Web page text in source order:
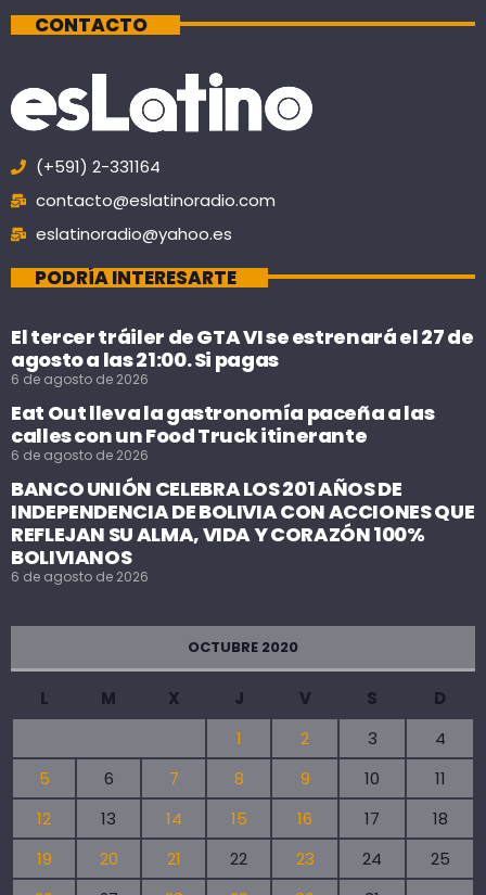
CONTACTO
(+591) 2-331164
contacto@eslatinoradio.com
eslatinoradio@yahoo.es
PODRÍA INTERESARTE
El tercer tráiler de GTA VI se estrenará el 27 de
agosto a las 21:00. Si pagas
6 de agosto de 2026
Eat Out lleva la gastronomía paceña a las
calles con un Food Truck itinerante
6 de agosto de 2026
BANCO UNIÓN CELEBRA LOS 201 AÑOS DE
INDEPENDENCIA DE BOLIVIA CON ACCIONES QUE
REFLEJAN SU ALMA, VIDA Y CORAZÓN 100%
BOLIVIANOS
6 de agosto de 2026
OCTUBRE 2020
L M X J V S
D
1
2 3
4
5
6 7 8 9 10
11
12
13 14 15 16 17
18
19
20 21 22 23 24
25